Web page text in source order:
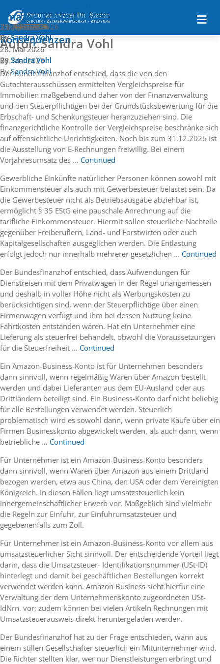
Autor:Sandra Vohl
30. Juli 2026
BySandra Vohl
Der Bundesfinanzhof entschied, dass die von den
Gutachterausschüssen ermittelten Vergleichspreise für
Immobilien maßgebend und daher von der Finanzverwaltung
und den Steuerpflichtigen bei der Grundstücksbewertung für die
Erbschaft- und Schenkungsteuer heranzuziehen sind. Die
finanzgerichtliche Kontrolle der Vergleichspreise beschränke sich
auf offensichtliche Unrichtigkeiten. Noch bis zum 31.12.2026 ist
die Ausstellung von E-Rechnungen freiwillig. Bei einem
Vorjahresumsatz des … Continued
23. Juli 2026
BySandra Vohl
Gewerbliche Einkünfte natürlicher Personen können sowohl mit
Einkommensteuer als auch mit Gewerbesteuer belastet sein. Da
die Gewerbesteuer nicht als Betriebsausgabe abziehbar ist,
ermöglicht § 35 EStG eine pauschale Anrechnung auf die
tarifliche Einkommensteuer. Hiermit sollen steuerliche Nachteile
gegenüber Freiberuflern, Land- und Forstwirten oder auch
Kapitalgesellschaften ausgeglichen werden. Die Entlastung
erfolgt jedoch nur innerhalb mehrerer gesetzlichen … Continued
3. Juni 2026
BySandra Vohl
Der Bundesfinanzhof entschied, dass Aufwendungen für
Dienstreisen mit dem Privatwagen in der Regel unangemessen
und deshalb in voller Höhe nicht als Werbungskosten zu
berücksichtigen sind, wenn der Steuerpflichtige über einen
Firmenwagen verfügt und ihm bei dessen Nutzung keine
Fahrtkosten entstanden wären. Hat ein Unternehmer eine
Lieferung als steuerfrei behandelt, obwohl die Voraussetzungen
für die Steuerfreiheit … Continued
Amazon-Konto auf Amazon Business
umstellen sollten, Teil 3: Gefahren und
Konsequenzen
28. Mai 2026
BySandra Vohl
Ein Amazon-Business-Konto ist für Unternehmen besonders
dann sinnvoll, wenn regelmäßig Waren über Amazon bestellt
werden und dabei Lieferanten aus dem EU-Ausland oder aus
Drittländern beteiligt sind. Ein Business-Konto darf nicht beliebig
für alle Bestellungen verwendet werden. Steuerlich
problematisch wird es sowohl dann, wenn private Käufe über ein
Firmen-Businesskonto abgewickelt werden, als auch dann, wenn
betriebliche … Continued
Amazon-Konto auf Amazon Business
umstellen sollten, Teil 2: Drittlands-Käufe,
28. Mai 2026
BySandra Vohl
Für Unternehmer ist ein Amazon-Business-Konto besonders
dann sinnvoll, wenn Waren über Amazon aus einem Drittland
bezogen werden, etwa aus China, den USA oder dem Vereinigten
Königreich. In diesen Fällen liegt umsatzsteuerlich kein
innergemeinschaftlicher Erwerb vor. Maßgeblich sind vielmehr
die Regeln zur Einfuhr, zur Einfuhrumsatzsteuer und
gegebenenfalls zum Zoll.
Amazon-Konto auf Amazon Business
umstellen sollten, Teil 1: EU-Erwerb
28. Mai 2026
BySandra Vohl
Für Unternehmer ist ein Amazon-Business-Konto vor allem aus
umsatzsteuerlicher Sicht sinnvoll. Der entscheidende Vorteil liegt
darin, dass die Umsatzsteuer- Identifikationsnummer (USt-ID)
hinterlegt und damit bei geschäftlichen Bestellungen korrekt
verwendet werden kann. Amazon Business sieht hierfür eine
Verwaltung der dem Unternehmenskonto zugeordneten USt-
IdNrn. vor; zudem können bei vielen Artikeln Rechnungen mit
Umsatzsteuerausweis direkt heruntergeladen werden.
7. Mai 2026
BySandra Vohl
Der Bundesfinanzhof hat zu der Frage entschieden, wann aus
einem stillen Gesellschafter steuerlich ein Mitunternehmer wird.
Die Richter stellten klar, wer nur Dienstleistungen erbringt und
22. April 2026
BySandra Vohl
31. März 2026
BySandra Vohl
25. Februar 2026
BySandra Vohl